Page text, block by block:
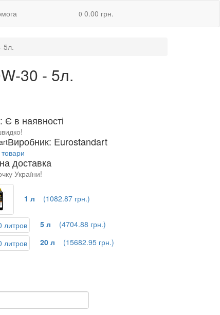
0 0.00 грн.
5л.
30 - 5л.
Є в наявності
Виробник: Eurostandart
доставка
України!
1 л (1082.87 грн.)
5 л (4704.88 грн.)
20 л (15682.95 грн.)